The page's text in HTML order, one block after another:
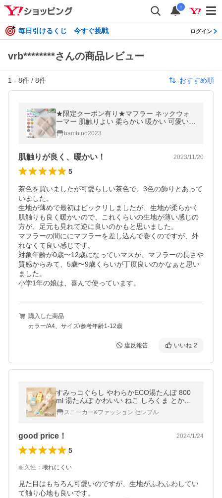
i
毎日引けるくじ 今すぐ挑戦 ログイン
vrb********さんの商品レビュー
1 - 8件 / 8件 おすすめ順
★限定クーポン有り★マフラー ネックウォ
ーマー 肌触りよい 柔らかい 暖かい 可愛い
ふわふわ ベビー 子供用 プレゼント用 新商品
登場！
bambino2023
肌触りが良く、暖かい！ 2023/11/20
5
茶色を買いましたが可愛らしい茶色で、3色の飾りとあって
いました。
生地が薄めで最初はビックリしましたが、生地が柔らかく
肌触りも良く暖かいので、これくらいの生地が薄い感じの
方が、足元も見れて逆に良いのかもと思いました。
マフラーの間ににマフラーを差し込んで巻くのですが、外
れなくて良い感じです。
対象年齢が0歳〜12歳になっていマスが、マフラーの長さや
質感からみて、5歳〜9歳くらいが丁度良いのかなぁと思い
ました。
小学1年の娘は、喜んで使っています。
購入した商品
カラー/A4、サイズ/参考年齢1-12歳
違反報告 いいね 2
すみっコぐらし やわらかECO湯たんぽ 800
ml 湯たんぽ かわいい ねこ しろくま とかげ
えびふらいのしっぽ エコ 節電 防寒 あったか
73 爆買
スニーカー&ファッション セレブル
good price！ 2024/1/24
5
耐久性 ： 壊れにくい
見た目はもちろん可愛いのですが、生地がふわふわしてい
て触り心地も良いです。